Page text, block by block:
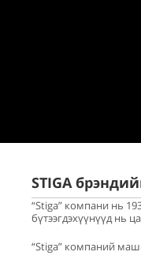
STIGA
“Stiga” компани нь
бүтээгдэхүүнүүд нь
“Stiga” компаний